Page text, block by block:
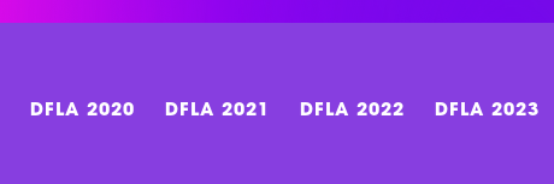
DFLA 2020 DFLA 2021 DFLA 2022 DFLA 2023